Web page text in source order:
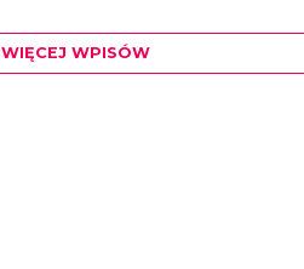
WIĘCEJ WPISÓW